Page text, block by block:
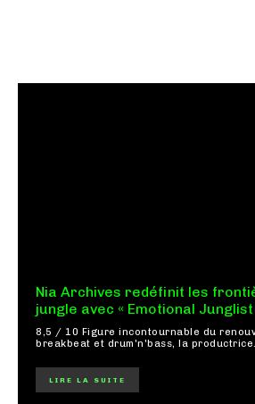
Nia Archives redéfinit les
jungle avec « Emotional Junglist
8,5 / 10 Figure incontournable du renouveau de la scène
breakbeat et drum'n'bass, la
LIRE LA SUITE